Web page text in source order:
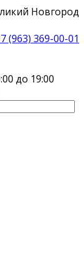
Новгород
(963) 369-00-01
до 19:00